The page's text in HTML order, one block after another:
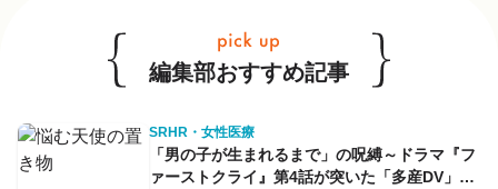
編集部おすすめ記事
SRHR・女性医療
「男の子が生まれるまで」の呪縛～ドラマ『フ
ァーストクライ』第4話が突いた「多産DV」と